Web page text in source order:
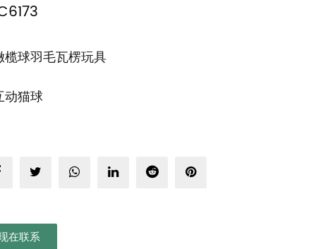
榄球羽毛瓦楞玩具
动猫球
在联系